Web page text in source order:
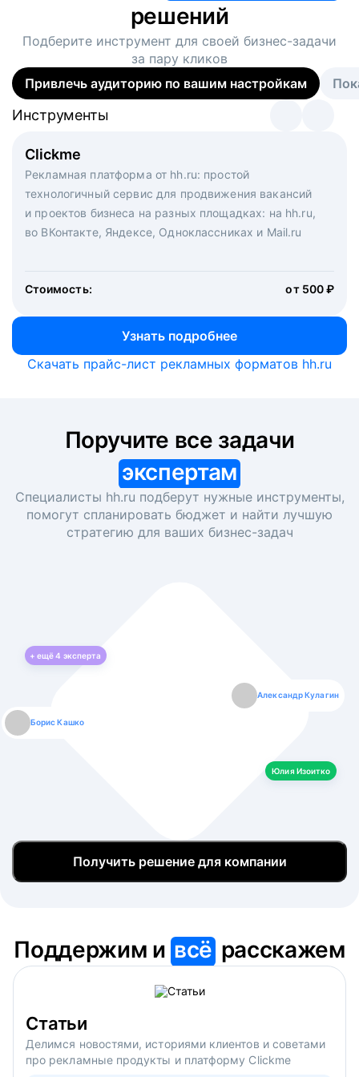
решений
Подберите инструмент для своей бизнес-задачи
за пару кликов
Привлечь аудиторию по вашим настройкам
Clickme
Рекламная платформа от hh.ru: простой
технологичный сервис для продвижения вакансий
и проектов бизнеса на разных площадках: на hh.ru,
во ВКонтакте, Яндексе, Одноклассниках и Mail.ru
Стоимость: от 500 ₽
Узнать подробнее
Инструменты
Вакансия дня
Рекламный формат для вакансий на главной странице
hh.ru. Увеличивает количество откликов
Инструменты
Массовый подбор под ключ. Решите, сколько
кандидатов и когда вам нужно, и за дело возьмутся
маркетологи, рекрутеры и проектные менеджеры
hh.ru с целым набором digital-инструментов
Инструменты
Скачать прайс-лист рекламных форматов hh.ru
экспертам
Специалисты hh.ru подберут нужные инструменты,
помогут спланировать бюджет и найти лучшую
стратегию для ваших бизнес-задач
+ ещё4 эксперта
Борис Кашко
Александр Кулагин
Юлия Изоитко
Юлия Изоитко
Даниил Макаров
Александр Кулагин
Екатерина Лазаренко
Даниил Макаров
Борис Кашко
Екатерина Лазаренко
Юлия Изоитко
Получить решение для компании
Поддержим ивсё расскажем
Статьи
Делимся новостями, историями клиентов и советами
про рекламные продукты и платформу Clickme